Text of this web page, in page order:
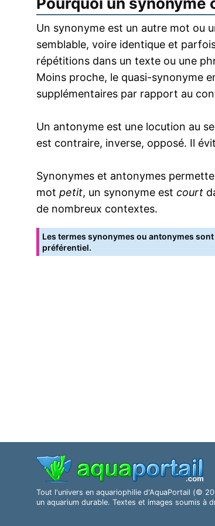
Un synonyme est un autre mot ou
semblable, voire identique et
répétitions dans un texte ou une
Moins proche, le quasi-synonyme
supplémentaires par rapport au
Un antonyme est une locution au
est contraire, inverse, opposé. Il
Synonymes et antonymes
mot petit, un synonyme est court
de nombreux contextes.
Les termes synonymes ou antonymes
préférentiel.
Tout l'univers en aquariophilie d'AquaPortail (©
un aquarium durable. Textes et images soumis à